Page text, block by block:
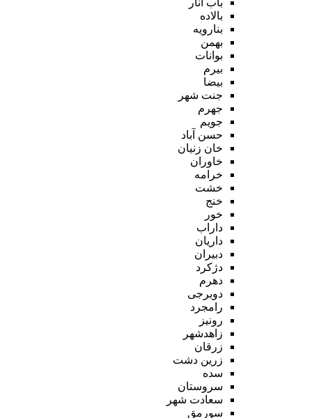
بالاده
بنارویه
بهمن
بوانات
بیرم
بیضا
جنت شهر
جهرم
جویم
حسن آباد
خان زنیان
خاوران
خرامه
خشت
خنج
خور
داراب
داریان
دبیران
دژکرد
دهرم
دوبرجی
رامجرد
رونیز
زاهدشهر
زرقان
زرین دشت
سده
سروستان
سعادت شهر
سورمق